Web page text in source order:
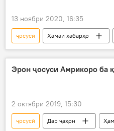
13 ноябри 2020, 16:35
ҷосусӣ Ҳамаи хабарҳо
Эстония
Кремл
Эрон ҷосуси Амрикоро ба
2 октябри 2019, 15:30
ҷосусӣ Дар ҷаҳон